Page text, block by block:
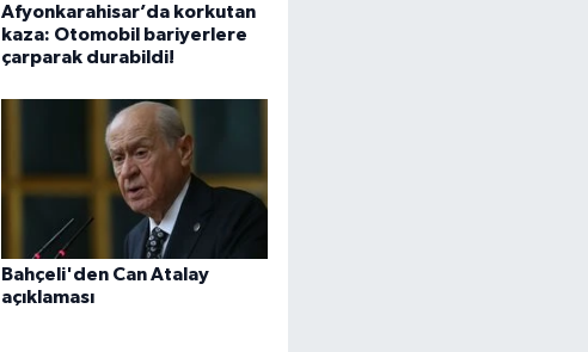
Afyonkarahisar’da korkutan
kaza: Otomobil bariyerlere
çarparak durabildi!
Bahçeli'den Can Atalay
açıklaması